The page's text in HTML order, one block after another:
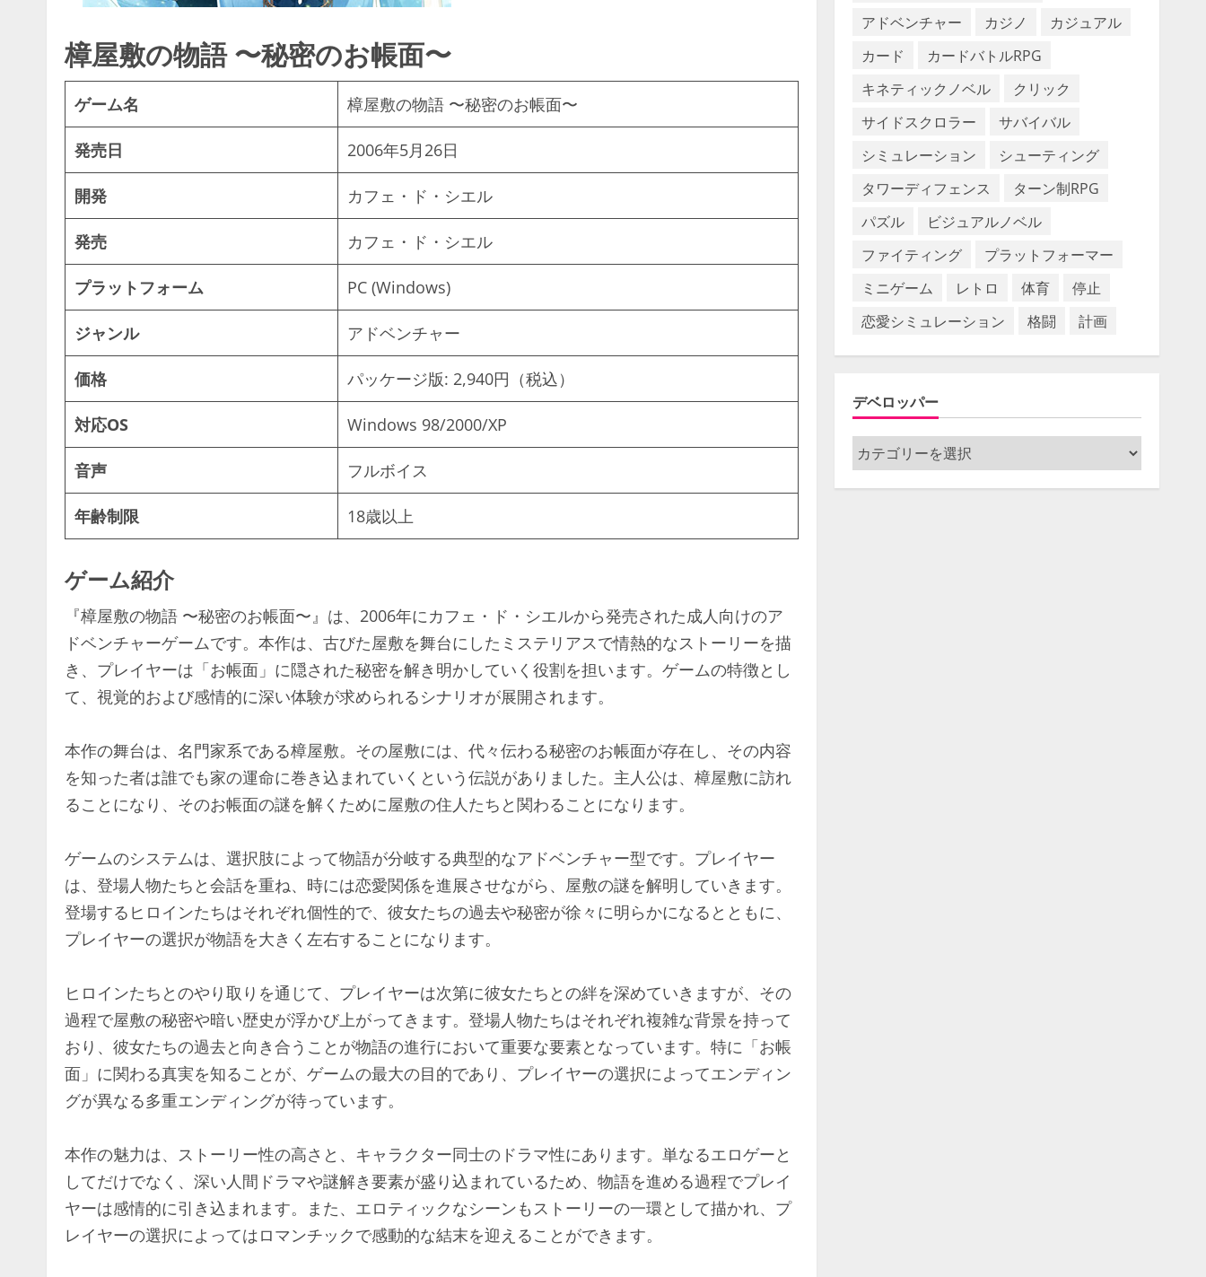
樟屋敷の物語 〜秘密のお帳面〜
ゲーム名 樟屋敷の物語 〜秘密のお帳面〜
発売日 2006年5月26日
開発 カフェ・ド・シエル
発売 カフェ・ド・シエル
プラットフォーム PC (Windows)
ジャンル アドベンチャー
価格 パッケージ版: 2,940円（税込）
対応OS Windows 98/2000/XP
音声 フルボイス
年齢制限 18歳以上
ゲーム紹介
『樟屋敷の物語 〜秘密のお帳面〜』は、2006年にカフェ・ド・シエルから発売された成人向けのア
ドベンチャーゲームです。本作は、古びた屋敷を舞台にしたミステリアスで情熱的なストーリーを描
き、プレイヤーは「お帳面」に隠された秘密を解き明かしていく役割を担います。ゲームの特徴とし
て、視覚的および感情的に深い体験が求められるシナリオが展開されます。
本作の舞台は、名門家系である樟屋敷。その屋敷には、代々伝わる秘密のお帳面が存在し、その内容
を知った者は誰でも家の運命に巻き込まれていくという伝説がありました。主人公は、樟屋敷に訪れ
ることになり、そのお帳面の謎を解くために屋敷の住人たちと関わることになります。
ゲームのシステムは、選択肢によって物語が分岐する典型的なアドベンチャー型です。プレイヤー
は、登場人物たちと会話を重ね、時には恋愛関係を進展させながら、屋敷の謎を解明していきます。
登場するヒロインたちはそれぞれ個性的で、彼女たちの過去や秘密が徐々に明らかになるとともに、
プレイヤーの選択が物語を大きく左右することになります。
ヒロインたちとのやり取りを通じて、プレイヤーは次第に彼女たちとの絆を深めていきますが、その
過程で屋敷の秘密や暗い歴史が浮かび上がってきます。登場人物たちはそれぞれ複雑な背景を持って
おり、彼女たちの過去と向き合うことが物語の進行において重要な要素となっています。特に「お帳
面」に関わる真実を知ることが、ゲームの最大の目的であり、プレイヤーの選択によってエンディン
グが異なる多重エンディングが待っています。
本作の魅力は、ストーリー性の高さと、キャラクター同士のドラマ性にあります。単なるエロゲーと
してだけでなく、深い人間ドラマや謎解き要素が盛り込まれているため、物語を進める過程でプレイ
ヤーは感情的に引き込まれます。また、エロティックなシーンもストーリーの一環として描かれ、プ
レイヤーの選択によってはロマンチックで感動的な結末を迎えることができます。
アドベンチャー
カジノ
カジュアル
カード
カードバトルRPG
キネティックノベル
クリック
サイドスクロラー
サバイバル
シミュレーション
シューティング
タワーディフェンス
ターン制RPG
パズル
ビジュアルノベル
ファイティング
プラットフォーマー
ミニゲーム
レトロ 体育
停止
恋愛シミュレーション
格闘 計画
デベロッパー
デ
ベ